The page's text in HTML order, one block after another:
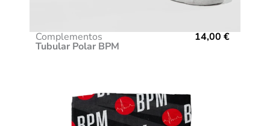
Complementos
Tubular Polar BPM
14,00 €